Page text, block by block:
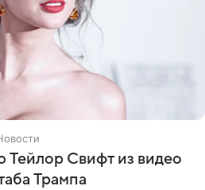
Тейлор Свифт из видео
Трампа